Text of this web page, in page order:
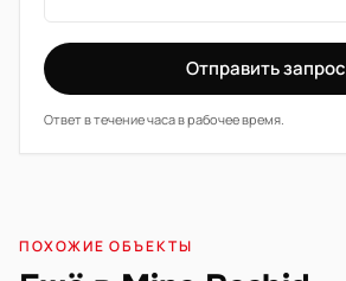
Отправить запрос
Ответ в течение часа в рабочее время.
ПОХОЖИЕ ОБЪЕКТЫ